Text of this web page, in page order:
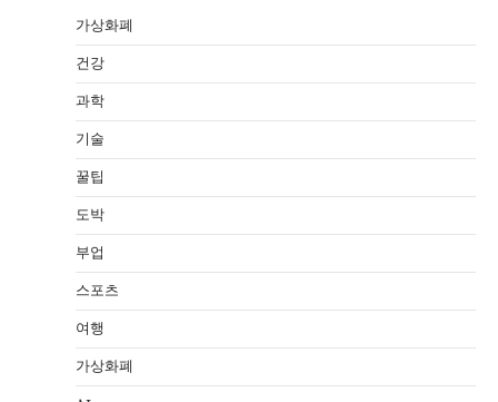
가상화폐
건강
과학
기술
꿀팁
도박
부업
스포츠
여행
가상화폐